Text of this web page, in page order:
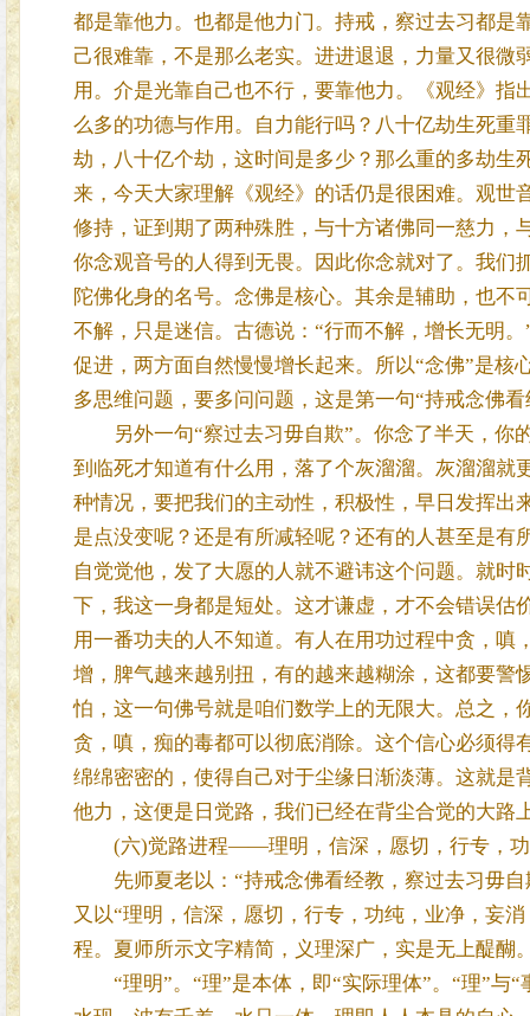
都是靠他力。也都是他力门。持戒，察过去习都是
己很难靠，不是那么老实。进进退退，力量又很微
用。介是光靠自己也不行，要靠他力。《观经》
么多的功德与作用。自力能行吗？八十亿劫生死重
劫，八十亿个劫，这时间是多少？那么重的多劫生
来，今天大家理解《观经》的话仍是很困难。观世
修持，证到期了两种殊胜，与十方诸佛同一慈力，
你念观音号的人得到无畏。因此你念就对了。我们
陀佛化身的名号。念佛是核心。其余是辅助，也
不解，只是迷信。古德说：“行而不解，增长无明
促进，两方面自然慢慢增长起来。所以“念佛”是
多思维问题，要多问问题，这是第一句“持戒念佛看
另外一句“察过去习毋自欺”。你念了半天，你
到临死才知道有什么用，落了个灰溜溜。灰溜溜就
种情况，要把我们的主动性，积极性，早日发挥出
是点没变呢？还是有所减轻呢？还有的人甚至是
自觉觉他，发了大愿的人就不避讳这个问题。就
下，我这一身都是短处。这才谦虚，才不会错误估
用一番功夫的人不知道。有人在用功过程中贪，
增，脾气越来越别扭，有的越来越糊涂，这都要警
怕，这一句佛号就是咱们数学上的无限大。总之，
贪，嗔，痴的毒都可以彻底消除。这个信心必须得
绵绵密密的，使得自己对于尘缘日渐淡薄。这就是
他力，这便是日觉路，我们已经在背尘合觉的大路
(六)觉路进程——理明，信深，愿切，行专，功
先师夏老以：“持戒念佛看经教，察过去习毋自
又以“理明，信深，愿切，行专，功纯，业净，妄
程。夏师所示文字精简，义理深广，实是无上醍醐
“理明”。“理”是本体，即“实际理体”。“理”与“